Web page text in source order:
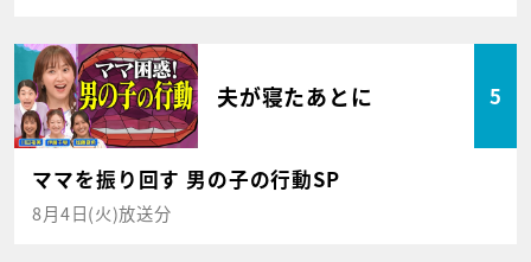
夫が寝たあとに 5
ママを振り回す 男の子の行動SP
8月4日(火)放送分